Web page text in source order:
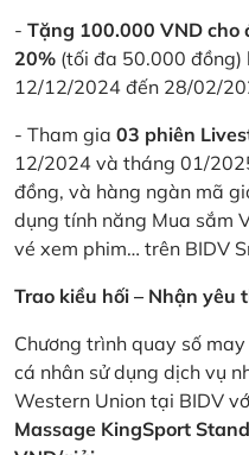
- Tặng 100.000 VND cho
20% (tối đa 50.000 đồng)
12/12/2024 đến 28/02/
- Tham gia 03 phiên
12/2024 và tháng 01/
đồng, và hàng ngàn mã
dụng tính năng Mua sắm
vé xem phim… trên BIDV
Trao kiều hối – Nhận yêu
Chương trình quay số
cá nhân sử dụng dịch vụ
Western Union tại BIDV
Massage KingSport